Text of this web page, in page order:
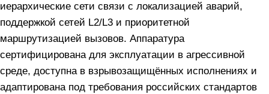
иерархические сети связи с локализацией аварий,
поддержкой сетей L2/L3 и приоритетной
маршрутизацией вызовов. Аппаратура
сертифицирована для эксплуатации в агрессивной
среде, доступна в взрывозащищённых исполнениях и
адаптирована под требования российских стандартов